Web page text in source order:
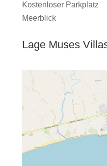
Kostenloser Parkplatz
Meerblick
Lage Muses